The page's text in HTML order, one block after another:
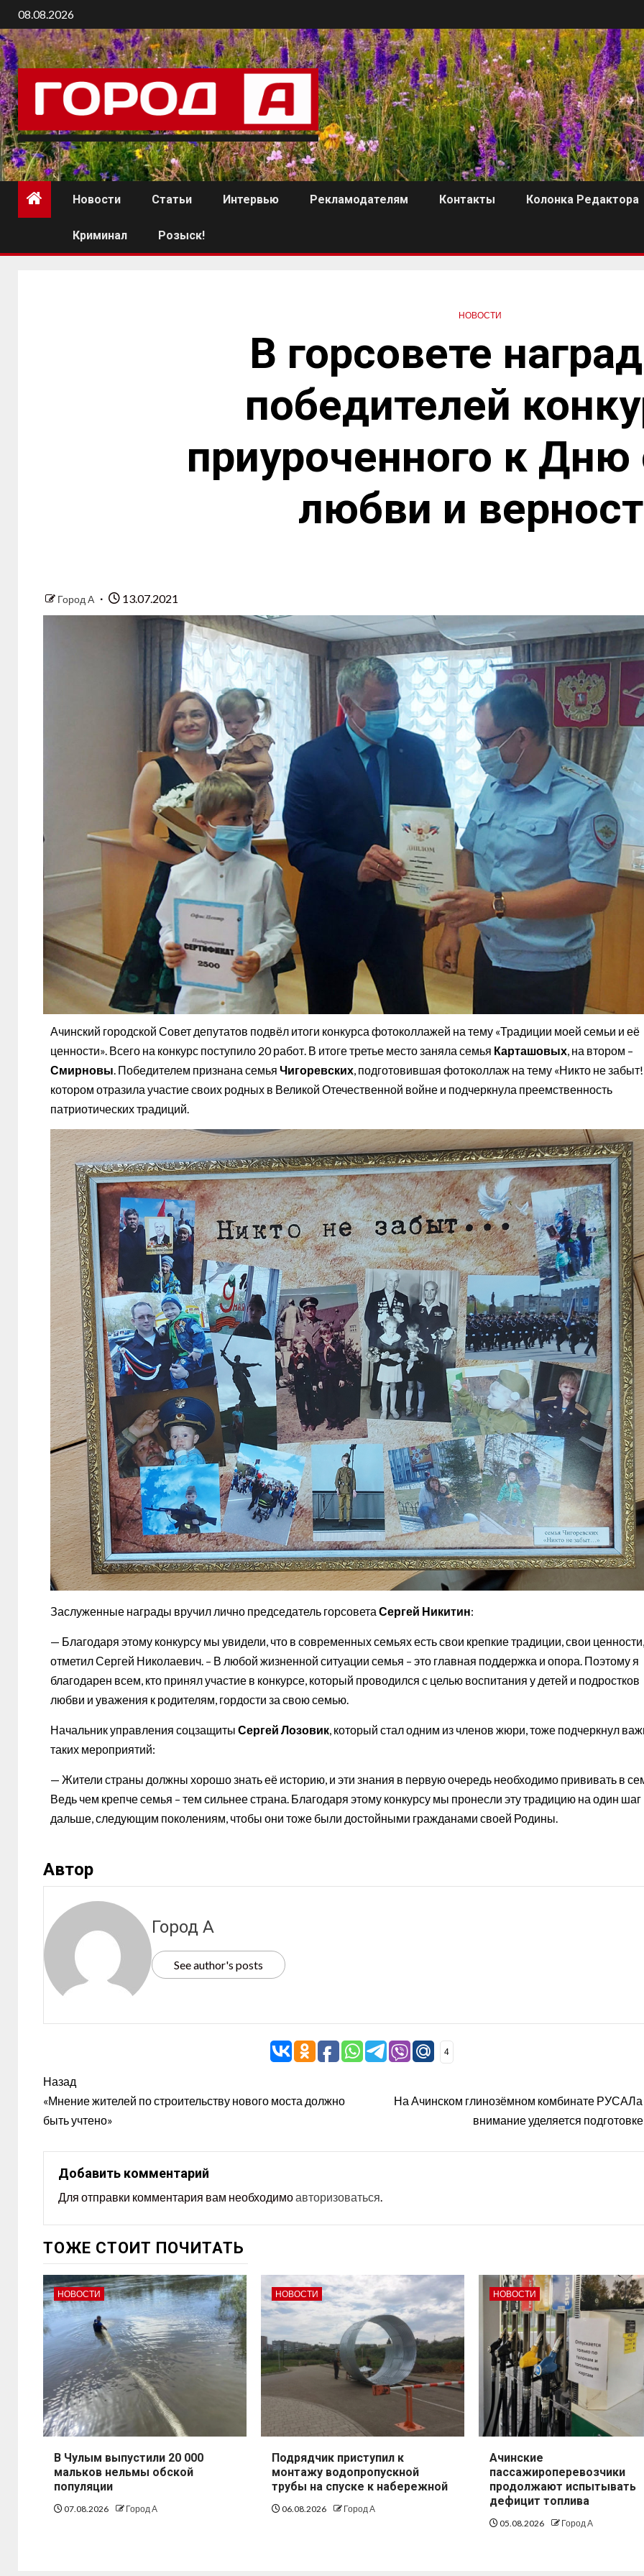
08.08.2026
Новости Статьи Интервью Рекламодателям Контакты Колонка Редактора
Криминал Розыск!
НОВОСТИ
В горсовете
победителей
приуроченного к
любви и
Город А 13.07.2021
Ачинский городской Совет депутатов подвёл итоги конкурса фотоколлажей на тему «Традиции моей семьи и её
ценности». Всего на конкурс поступило 20 работ. В итоге третье место заняла семья Карташовых, на втором –
Смирновы. Победителем признана семья Чигоревских, подготовившая фотоколлаж на тему «Никто не
котором отразила участие своих родных в Великой Отечественной войне и подчеркнула преемственность
патриотических традиций.
Заслуженные награды вручил лично председатель горсовета Сергей Никитин:
— Благодаря этому конкурсу мы увидели, что в современных семьях есть свои крепкие традиции, свои
отметил Сергей Николаевич. – В любой жизненной ситуации семья – это главная поддержка и опора. Поэтому я
благодарен всем, кто принял участие в конкурсе, который проводился с целью воспитания у детей и подростков
любви и уважения к родителям, гордости за свою семью.
Начальник управления соцзащиты Сергей Лозовик, который стал одним из членов жюри, тоже подчеркнул
таких мероприятий:
— Жители страны должны хорошо знать её историю, и эти знания в первую очередь необходимо прививать в
Ведь чем крепче семья – тем сильнее страна. Благодаря этому конкурсу мы пронесли эту традицию на один шаг
дальше, следующим поколениям, чтобы они тоже были достойными гражданами своей Родины.
Автор
Город А
See author's posts
4
Назад
«Мнение жителей по строительству нового моста должно
быть учтено»
На Ачинском глинозёмном комбинате РУСАЛа
внимание уделяется
Добавить комментарий
Для отправки комментария вам необходимоавторизоваться.
ТОЖЕ СТОИТ ПОЧИТАТЬ
НОВОСТИ
В Чулым выпустили 20 000
мальков нельмы обской
популяции
07.08.2026 Город А
НОВОСТИ
Подрядчик приступил к
монтажу водопропускной
трубы на спуске к набережной
06.08.2026 Город А
НОВОСТИ
Ачинские
пассажироперевозчики
продолжают испытывать
дефицит топлива
05.08.2026 Город А